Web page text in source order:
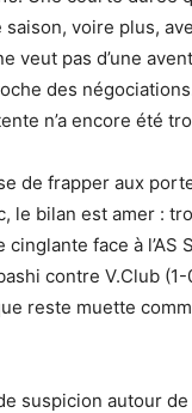
voire plus,
veut pas d’une
des
n’a encore été
de frapper aux
le bilan est amer :
face à l’AS
contre V.Club
reste muette
suspicion autour de